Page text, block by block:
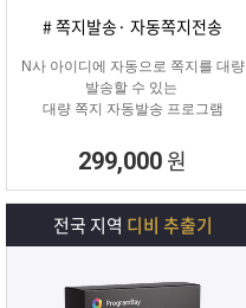
# 쪽지발송· 자동쪽지전송
N사 아이디에 자동으로 쪽지를 대량
발송할 수 있는
대량 쪽지 자동발송 프로그램
299,000 원
전국 지역 디비 추출기